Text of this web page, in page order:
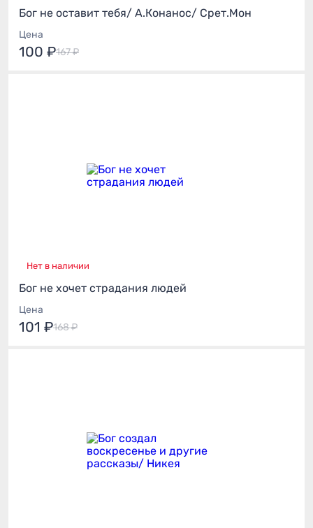
Бог не оставит тебя/ А.Конанос/ Срет.Мон
Цена
100 ₽167 ₽
Нет в наличии
Бог не хочет страдания людей
Цена
101 ₽168 ₽